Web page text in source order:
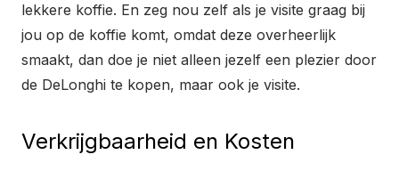
lekkere koffie. En zeg nou zelf als je visite graag bij
jou op de koffie komt, omdat deze overheerlijk
smaakt, dan doe je niet alleen jezelf een plezier door
de DeLonghi te kopen, maar ook je visite.
Verkrijgbaarheid en Kosten